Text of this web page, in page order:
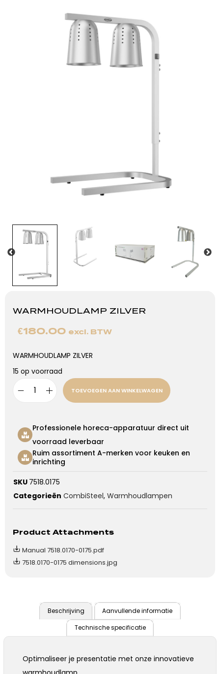
WARMHOUDLAMP ZILVER
€180.00 excl. BTW
WARMHOUDLAMP ZILVER
15 op voorraad
TOEVOEGEN AAN WINKELWAGEN
Professionele horeca-apparatuur direct uit
voorraad leverbaar
Ruim assortiment A-merken voor keuken en
inrichting
SKU 7518.0175
Categorieën CombiSteel, Warmhoudlampen
Product Attachments
Manual 7518.0170-0175.pdf
7518.0170-0175 dimensions.jpg
Beschrijving Aanvullende informatie
Technische specificatie
Optimaliseer je presentatie met onze innovatieve